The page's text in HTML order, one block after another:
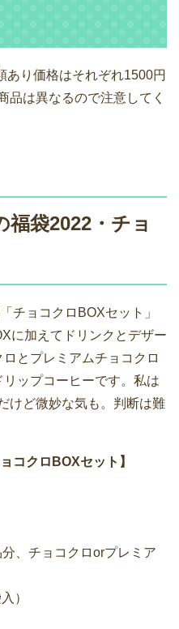
あり価格はそれぞれ1500円
品は異なるので注意してく
袋2022・チョ
チョコクロBOXセット」
に加えてドリンクとデザー
とプレミアムチョコクロ
ップコーヒーです。私は
けど微妙な気も。判断は難
コクロBOXセット】
、チョコクロorプレミア
）